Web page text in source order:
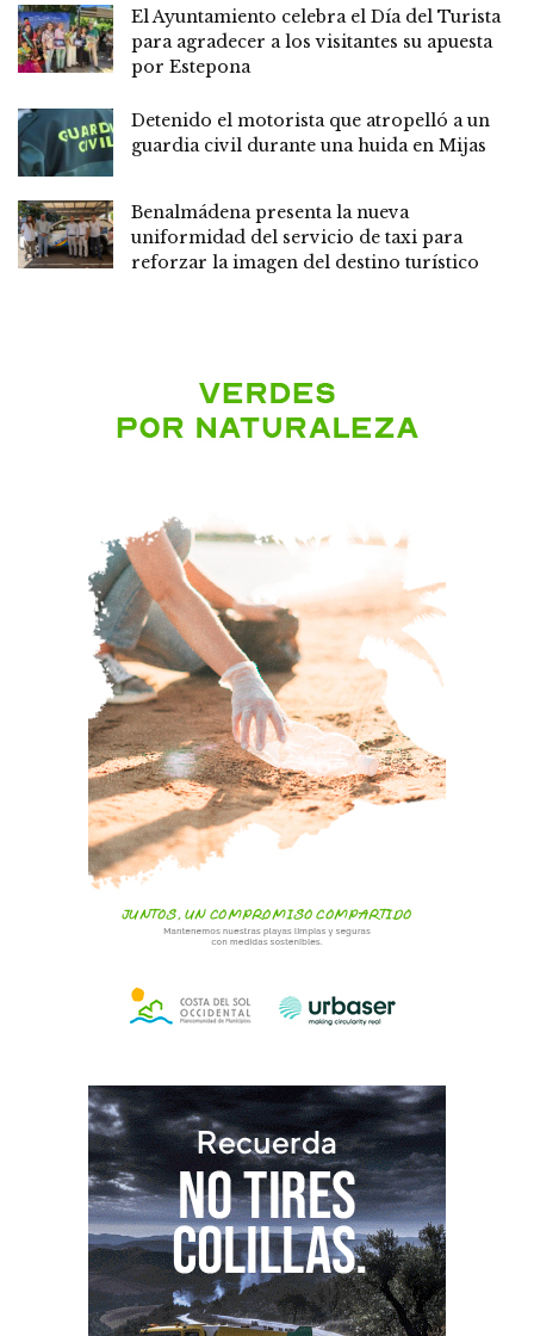
El Ayuntamiento celebra el Día del Turista
para agradecer a los visitantes su apuesta
por Estepona
Detenido el motorista que atropelló a un
guardia civil durante una huida en Mijas
Benalmádena presenta la nueva
uniformidad del servicio de taxi para
reforzar la imagen del destino turístico